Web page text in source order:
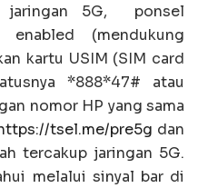
jaringan 5G, ponsel
(mendukung
kartu USIM (SIM card
*888*47# atau
nomor HP yang sama
tsel.me/pre5g dan
tercakup jaringan 5G.
melalui sinyal bar di